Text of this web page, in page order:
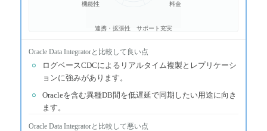
料金
サポート充実
連携・拡張性
機能性
Oracle Data Integratorと比較して良い点
○
ログベースCDCによるリアルタイム複製とレプリケーシ
ョンに強みがあります。
○
Oracleを含む異種DB間を低遅延で同期したい用途に向き
ます。
Oracle Data Integratorと比較して悪い点